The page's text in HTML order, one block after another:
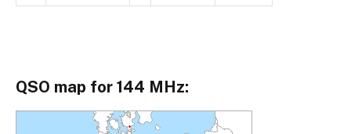
QSO map for 144 MHz: